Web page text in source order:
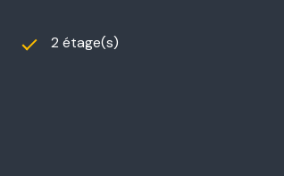
2 étage(s)